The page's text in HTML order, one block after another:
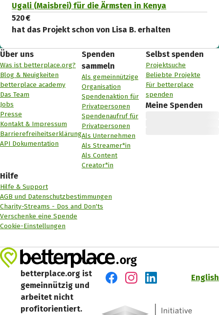
Ugali (Maisbrei) für die Ärmsten in Kenya
520 €
hat das Projekt schon von Lisa B. erhalten
Über uns
Was ist betterplace.org?
Blog & Neuigkeiten
betterplace academy
Das Team
Jobs
Presse
Kontakt & Impressum
Barrierefreiheitserklärung
API Dokumentation
Spenden
sammeln
Als gemeinnützige
Organisation
Spendenaktion für
Privatpersonen
Spendenaufruf für
Privatpersonen
Als Unternehmen
Als Streamer*in
Als Content
Creator*in
Selbst spenden
Projektsuche
Beliebte Projekte
Für betterplace
spenden
Meine Spenden
Hilfe
Hilfe & Support
AGB und Datenschutzbestimmungen
Charity-Streams - Dos and Don'ts
Verschenke eine Spende
Cookie-Einstellungen
betterplace.org ist
gemeinnützig und
arbeitet nicht
profitorientiert.
English